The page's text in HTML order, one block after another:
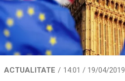
ACTUALITATE 14:01 / 19/04/2019